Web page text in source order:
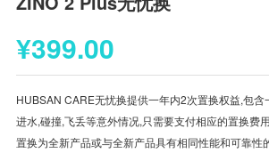
¥399.00
HUBSAN CARE无忧换提供一年内2次置换权益,包
进水,碰撞,飞丢等意外情况,只需要支付相应的置换费
置换为全新产品或与全新产品具有相同性能和可靠性